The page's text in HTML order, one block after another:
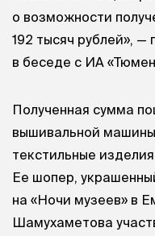
о возможности
192 тысяч рублей»,
в беседе с ИА
Полученная сумма
вышивальной
текстильные
Ее шопер,
на «Ночи музеев» в
Шамухаметова